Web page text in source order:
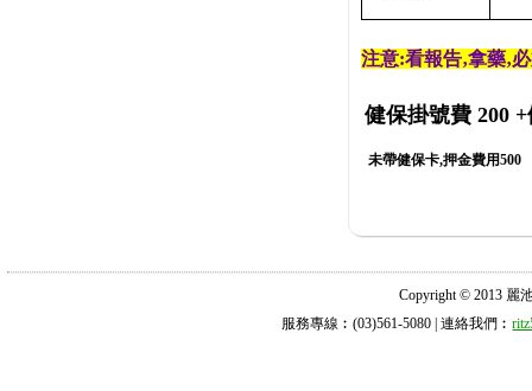
注意:看報告‚拿藥‚
健保掛號費 200 +
未帶健保卡,押金費用500
Copyright © 2013 麗
服務專線︰(03)561-5080 | 連絡我們︰